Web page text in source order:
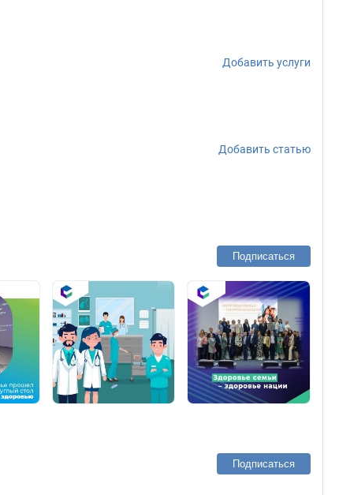
Добавить услуги
Добавить статью
Подписаться
Подписаться